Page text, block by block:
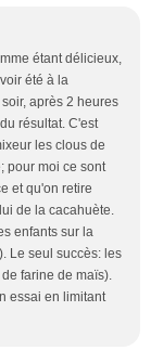
étant délicieux,
été à la
après 2 heures
résultat. C'est
les clous de
pour moi ce sont
et qu'on retire
de la cacahuète.
enfants sur la
Le seul succès: les
farine de maïs).
essai en limitant